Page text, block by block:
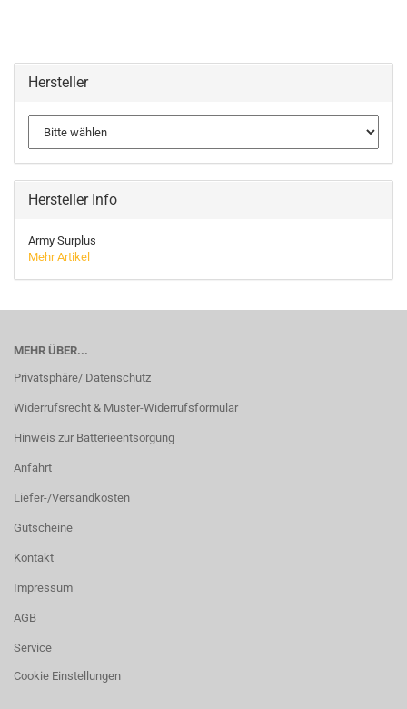
Hersteller
Hersteller Info
Army Surplus
Mehr Artikel
MEHR ÜBER...
Privatsphäre/ Datenschutz
Widerrufsrecht & Muster-Widerrufsformular
Hinweis zur Batterieentsorgung
Anfahrt
Liefer-/Versandkosten
Gutscheine
Kontakt
Impressum
AGB
Service
Cookie Einstellungen